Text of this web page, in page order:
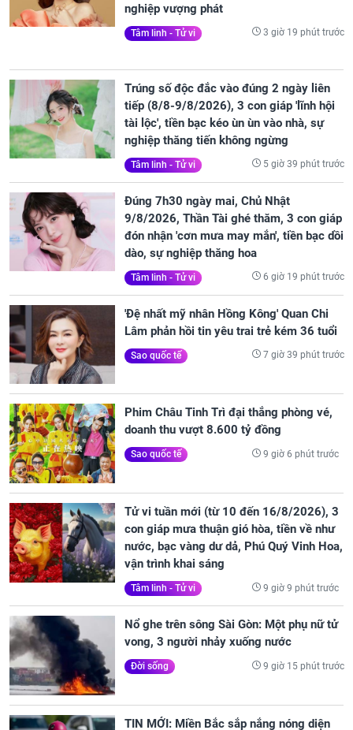
nghiệp vượng phát
Tâm linh - Tử vi 3 giờ 19 phút trước
Trúng số độc đắc vào đúng 2 ngày liên
tiếp (8/8-9/8/2026), 3 con giáp 'lĩnh hội
tài lộc', tiền bạc kéo ùn ùn vào nhà, sự
nghiệp thăng tiến không ngừng
Tâm linh - Tử vi 5 giờ 39 phút trước
Đúng 7h30 ngày mai, Chủ Nhật
9/8/2026, Thần Tài ghé thăm, 3 con giáp
đón nhận 'cơn mưa may mắn', tiền bạc dồi
dào, sự nghiệp thăng hoa
Tâm linh - Tử vi 6 giờ 19 phút trước
'Đệ nhất mỹ nhân Hồng Kông' Quan Chi
Lâm phản hồi tin yêu trai trẻ kém 36 tuổi
Sao quốc tế 7 giờ 39 phút trước
Phim Châu Tinh Trì đại thắng phòng vé,
doanh thu vượt 8.600 tỷ đồng
Sao quốc tế 9 giờ 6 phút trước
Tử vi tuần mới (từ 10 đến 16/8/2026), 3
con giáp mưa thuận gió hòa, tiền về như
nước, bạc vàng dư dả, Phú Quý Vinh Hoa,
vận trình khai sáng
Tâm linh - Tử vi 9 giờ 9 phút trước
Nổ ghe trên sông Sài Gòn: Một phụ nữ tử
vong, 3 người nhảy xuống nước
Đời sống 9 giờ 15 phút trước
TIN MỚI: Miền Bắc sắp nắng nóng diện